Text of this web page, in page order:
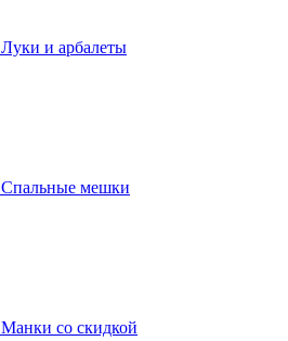
Луки и арбалеты
Спальные мешки
Манки со скидкой